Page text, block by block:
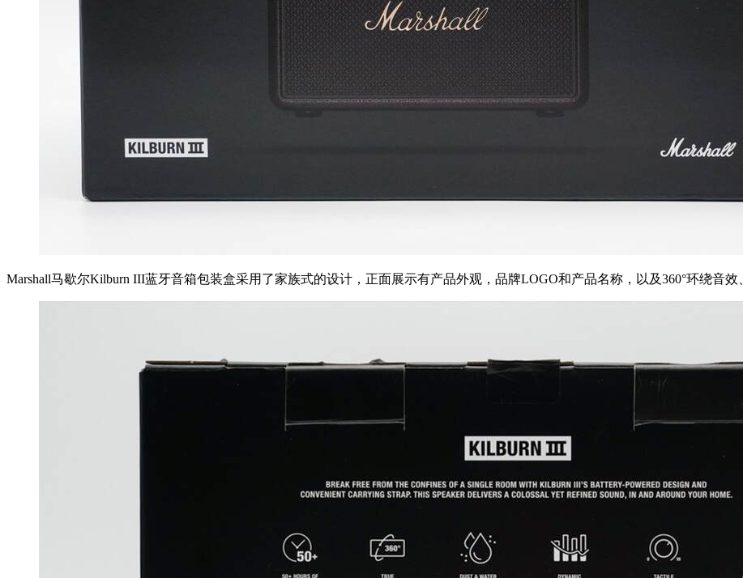
Marshall马歇尔Kilburn III蓝牙音箱包装盒采用了家族式的设计，正面展示有产品外观，品牌LOGO和产品名称，以及360°环绕音